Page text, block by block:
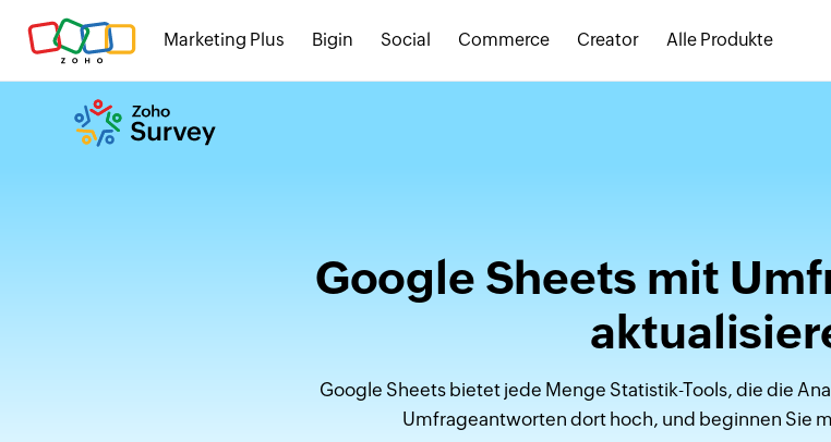
Marketing Plus Bigin Social Commerce Creator Alle Produkte
Google Sheets mit
Google Sheets bietet jede Menge Statistik-Tools, die die
Umfrageantworten dort hoch, und beginnen Sie